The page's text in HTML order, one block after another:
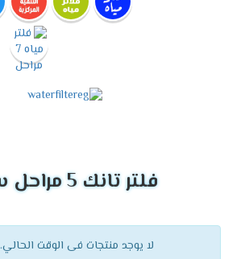
فلتر تانك 5 مراحل سعر
لا يوجد منتجات فى الوقت الحالي.